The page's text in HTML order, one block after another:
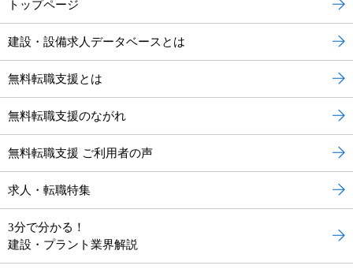
トップページ
建設・設備求人データベースとは
無料転職支援とは
無料転職支援のながれ
無料転職支援 ご利用者の声
求人・転職特集
3分で分かる！
建設・プラント業界解説